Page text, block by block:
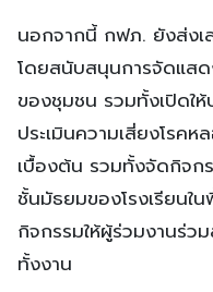
นอกจากนี้ กฟภ. ยังส่งเ
โดยสนับสนุนการจัดแส
ของชุมชน รวมทั้งเปิดใ
ประเมินความเสี่ยงโรค
เบื้องต้น รวมทั้งจัดกิจก
ชั้นมัธยมของโรงเรียน
กิจกรรมให้ผู้ร่วมงานร่
ทั้งงาน